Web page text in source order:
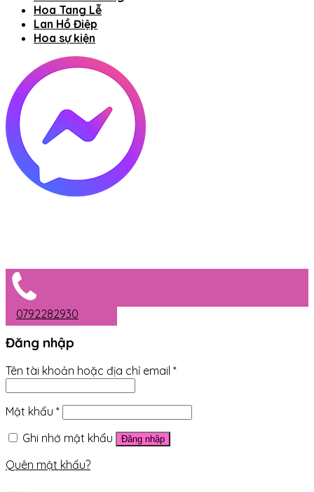
Hoa Tang Lễ
Lan Hồ Điệp
Hoa sự kiện
0792282930
Đăng nhập
Tên tài khoản hoặc địa chỉ email *
Mật khẩu *
Ghi nhớ mật khẩu
Đăng nhập
Quên mật khẩu?